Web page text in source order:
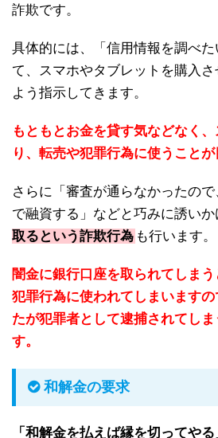
詐欺です。
具体的には、「信用情報を調べ
て、スマホやタブレットを購入
よう指示してきます。
もともとお金を貸す気などなく
り、転売や犯罪行為に使うことが
さらに「審査が通らなかったの
で融資する」などと巧みに誘いか
取るという詐欺行為 も行います。
闇金に銀行口座を取られてしま
犯罪行為に使われてしまいます
たが犯罪者として逮捕されてし
す。
和解金の要求
「和解金を払えば縁を切ってやる